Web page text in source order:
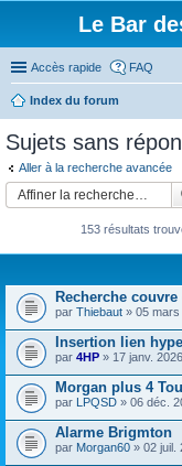
Le Bar
Accès rapide FAQ
Index du forum
Sujets sans
Aller à la recherche avancée
153 résultats
Recherche
par Thiebaut » 05 mars
Insertion lien
par 4HP » 17 janv.
Morgan plus 4
par LPQSD » 06 déc.
Alarme Brigmton
par Morgan60 » 02 juil.